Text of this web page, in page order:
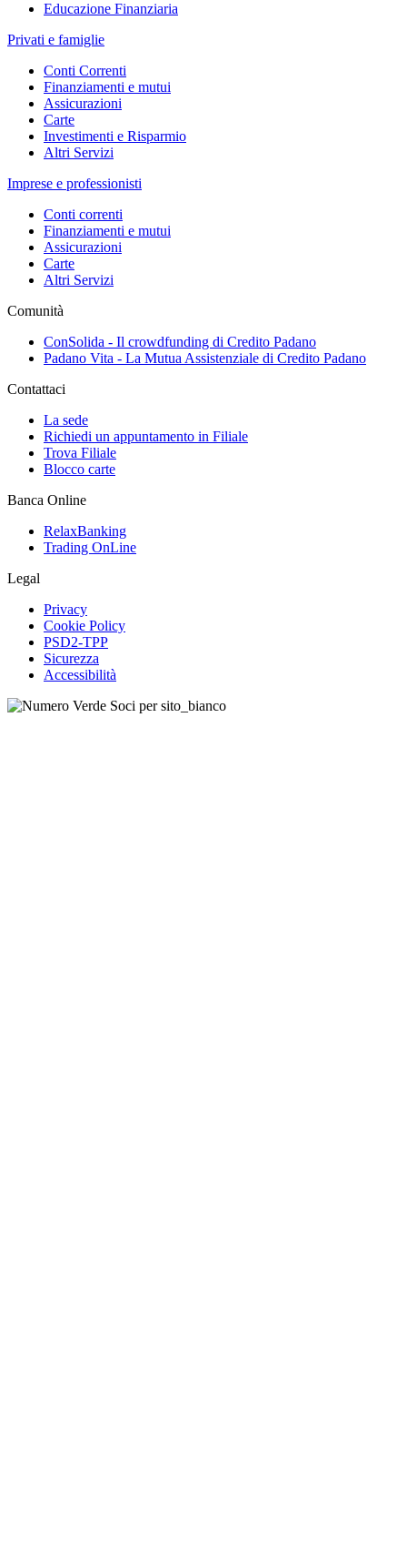
Educazione Finanziaria
Privati e famiglie
Conti Correnti
Finanziamenti e mutui
Assicurazioni
Carte
Investimenti e Risparmio
Altri Servizi
Imprese e professionisti
Conti correnti
Finanziamenti e mutui
Assicurazioni
Carte
Altri Servizi
Comunità
ConSolida - Il crowdfunding di Credito Padano
Padano Vita - La Mutua Assistenziale di Credito Padano
Contattaci
La sede
Richiedi un appuntamento in Filiale
Trova Filiale
Blocco carte
Banca Online
RelaxBanking
Trading OnLine
Legal
Privacy
Cookie Policy
PSD2-TPP
Sicurezza
Accessibilità